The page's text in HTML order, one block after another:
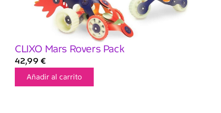
CLIXO Mars Rovers Pack
42,99 €
Añadir al carrito